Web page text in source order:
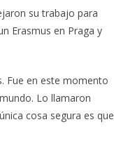
su trabajo para
Erasmus en Praga y
Fue en este momento
Lo llamaron
cosa segura es que